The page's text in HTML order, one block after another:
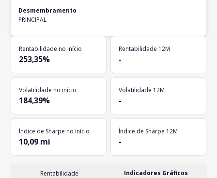
Desmembramento
PRINCIPAL
Rentabilidade no início
253,35%
Rentabilidade 12M
-
Volatilidade no início
184,39%
Volatilidade 12M
-
Índice de Sharpe no início
10,09 mi
Índice de Sharpe 12M
-
Rentabilidade Indicadores Gráficos